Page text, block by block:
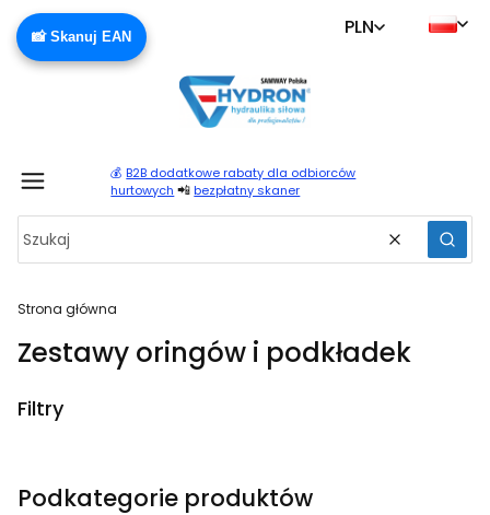
📸 Skanuj EAN PLN
💰 B2B dodatkowe rabaty dla odbiorców
hurtowych 📲 bezpłatny skaner
Wyczyść
Strona główna
Zestawy oringów i podkładek
Filtry
Podkategorie produktów